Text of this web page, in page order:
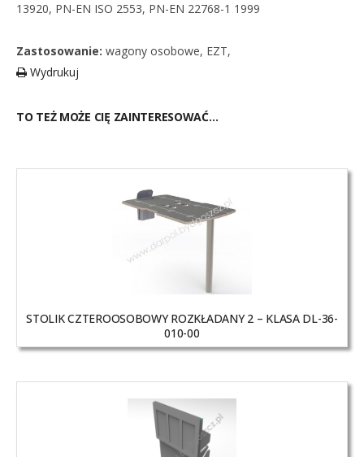
13920, PN-EN ISO 2553, PN-EN 22768-1 1999
Zastosowanie: wagony osobowe, EZT,
Wydrukuj
TO TEŻ MOŻE CIĘ ZAINTERESOWAĆ…
STOLIK CZTEROOSOBOWY ROZKŁADANY 2 – KLASA DL-36-
010-00